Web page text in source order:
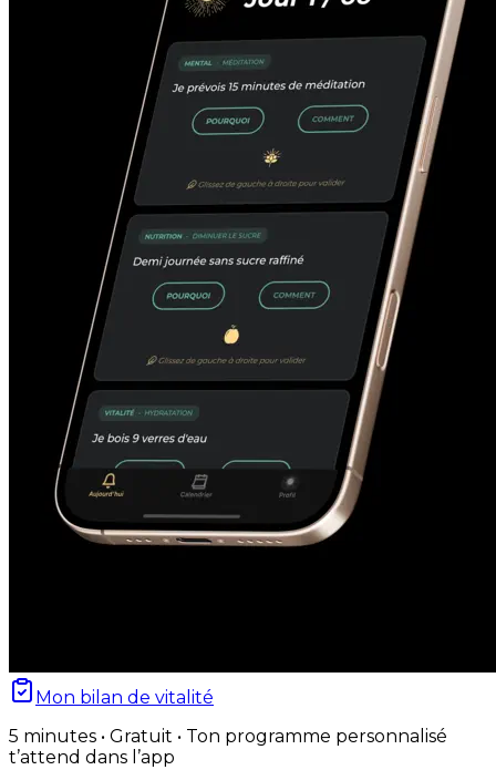
Mon bilan de vitalité
5 minutes • Gratuit • Ton programme personnalisé
t’attend dans l’app